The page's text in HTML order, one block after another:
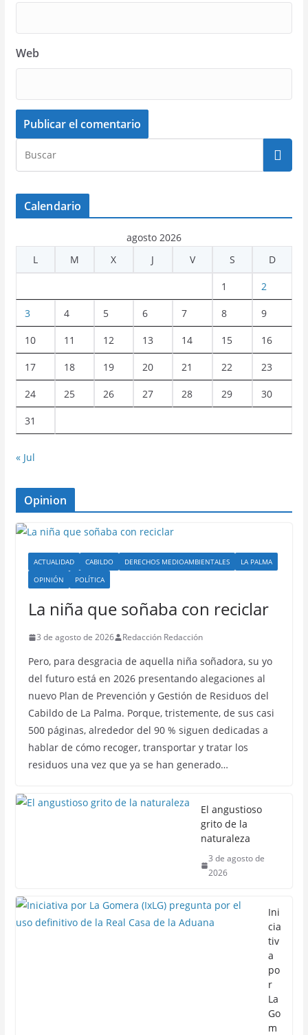
Web
Calendario
agosto 2026
L
M X J V S D
1 2
3 4 5 6 7 8 9
10 11 12 13 14 15 16
17 18 19 20 21 22 23
24 25 26 27 28 29 30
31
« Jul
Opinion
ACTUALIDAD CABILDO DERECHOS MEDIOAMBIENTALES
LA PALMA
OPINIÓN
POLÍTICA
La niña que soñaba con reciclar
3 de agosto de 2026 Redacción Redacción
Pero, para desgracia de aquella niña soñadora, su yo
del futuro está en 2026 presentando alegaciones al
nuevo Plan de Prevención y Gestión de Residuos del
Cabildo de La Palma. Porque, tristemente, de sus casi
500 páginas, alrededor del 90 % siguen dedicadas a
hablar de cómo recoger, transportar y tratar los
residuos una vez que ya se han generado…
El angustioso
grito de la
naturaleza
3 de agosto de
2026
Ini
cia
tiv
a
po
r
La
Go
m